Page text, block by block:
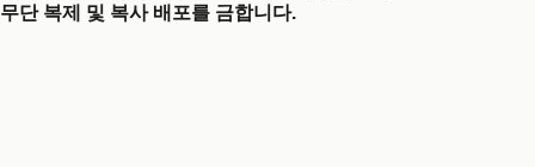
무단 복제 및 복사 배포를 금합니다.